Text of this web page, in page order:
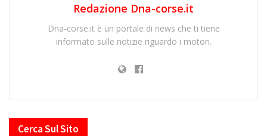
Redazione Dna-corse.it
Dna-corse.it è un portale di news che ti tiene
informato sulle notizie riguardo i motori.
Cerca Sul Sito